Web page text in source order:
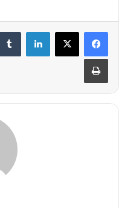
لينكدإن
طباعة